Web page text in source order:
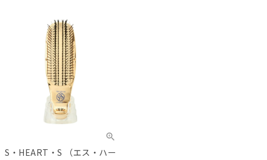
S・HEART・S （エス・ハー